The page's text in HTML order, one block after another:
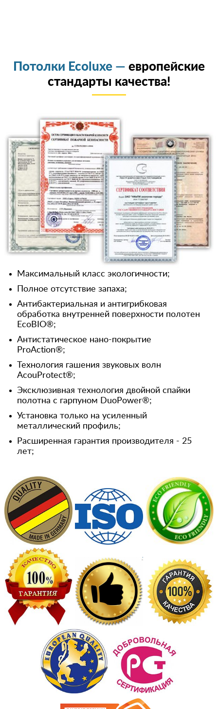
Потолки Ecoluxe — европейские
стандарты качества!
Максимальный класс экологичности;
Полное отсутствие запаха;
Антибактериальная и антигрибковая
обработка внутренней поверхности полотен
EcoBIO®;
Антистатическое нано-покрытие
ProAction®;
Технология гашения звуковых волн
AcouProtect®;
Эксклюзивная технология двойной спайки
полотна с гарпуном DuoPower®;
Установка только на усиленный
металлический профиль;
Расширенная гарантия производителя - 25
лет;